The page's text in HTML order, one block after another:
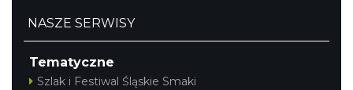
NASZE SERWISY
Tematyczne
Szlak i Festiwal Śląskie Smaki